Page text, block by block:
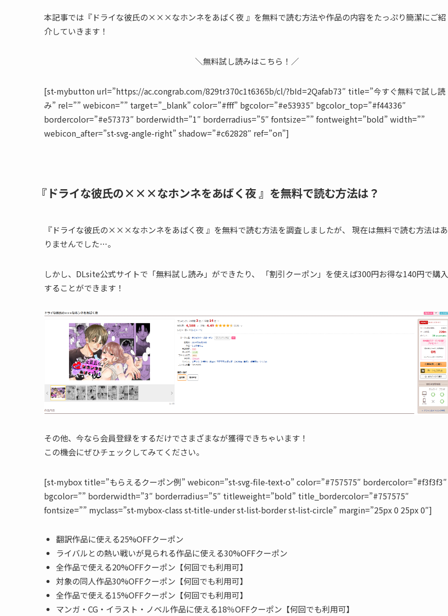
本記事では『ドライな彼氏の×××なホンネをあばく夜 』を無料で読む方法や作品の内容をたっぷり簡潔にご紹
介していきます！
＼無料試し読みはこちら！／
[st-mybutton url=”https://ac.congrab.com/829tr370c1t6365b/cl/?bId=2Qafab73″ title=”今すぐ無料で試し読
み” rel=”” webicon=”” target=”_blank” color=”#fff” bgcolor=”#e53935″ bgcolor_top=”#f44336″
bordercolor=”#e57373″ borderwidth=”1″ borderradius=”5″ fontsize=”” fontweight=”bold” width=””
webicon_after=”st-svg-angle-right” shadow=”#c62828″ ref=”on”]
『ドライな彼氏の×××なホンネをあばく夜 』を無料で読む方法は？
『ドライな彼氏の×××なホンネをあばく夜 』を無料で読む方法を調査しましたが、 現在は無料で読む方法はあ
りませんでした…。
しかし、DLsite公式サイトで「無料試し読み 」ができたり、 「割引クーポン 」を使えば300円お得な140円で購入
することができます！
その他、今なら会員登録をするだけでさまざまなが獲得できちゃいます！
この機会にぜひチェックしてみてください。
[st-mybox title=”もらえるクーポン例” webicon=”st-svg-file-text-o” color=”#757575″ bordercolor=”#f3f3f3″
bgcolor=”” borderwidth=”3″ borderradius=”5″ titleweight=”bold” title_bordercolor=”#757575″
fontsize=”” myclass=”st-mybox-class st-title-under st-list-border st-list-circle” margin=”25px 0 25px 0″]
翻訳作品に使える25%OFFクーポン
ライバルとの熱い戦いが見られる作品に使える30%OFFクーポン
全作品で使える20%OFFクーポン【何回でも利用可】
対象の同人作品30%OFFクーポン【何回でも利用可】
全作品で使える15%OFFクーポン【何回でも利用可】
マンガ・CG・イラスト・ノベル作品に使える18％OFFクーポン【何回でも利用可】